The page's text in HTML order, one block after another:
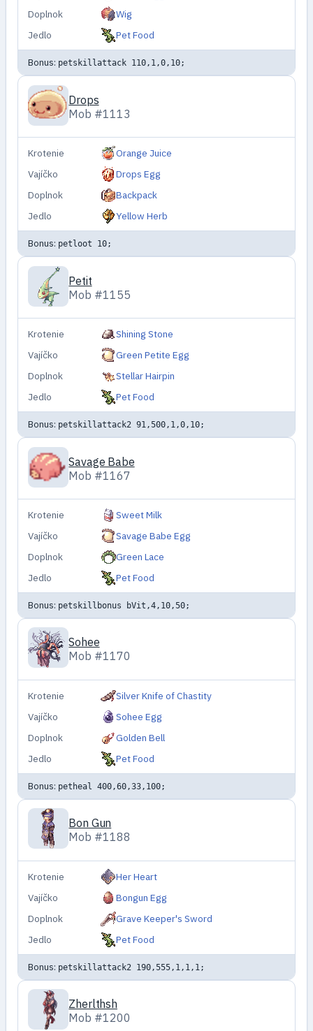
Doplnok
Wig
Jedlo
Pet Food
Bonus: petskillattack 110,1,0,10;
Drops
Mob #1113
Krotenie
Orange Juice
Vajíčko
Drops Egg
Doplnok
Backpack
Jedlo
Yellow Herb
Bonus: petloot 10;
Petit
Mob #1155
Krotenie
Shining Stone
Vajíčko
Green Petite Egg
Doplnok
Stellar Hairpin
Jedlo
Pet Food
Bonus: petskillattack2 91,500,1,0,10;
Savage Babe
Mob #1167
Krotenie
Sweet Milk
Vajíčko
Savage Babe Egg
Doplnok
Green Lace
Jedlo
Pet Food
Bonus: petskillbonus bVit,4,10,50;
Sohee
Mob #1170
Krotenie
Silver Knife of Chastity
Vajíčko
Sohee Egg
Doplnok
Golden Bell
Jedlo
Pet Food
Bonus: petheal 400,60,33,100;
Bon Gun
Mob #1188
Krotenie
Her Heart
Vajíčko
Bongun Egg
Doplnok
Grave Keeper's Sword
Jedlo
Pet Food
Bonus: petskillattack2 190,555,1,1,1;
Zherlthsh
Mob #1200